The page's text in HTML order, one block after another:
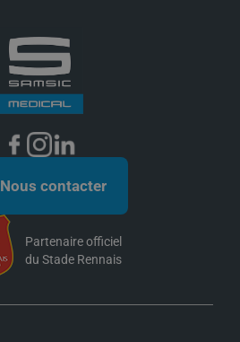
Nous contacter
Partenaire officiel
du Stade Rennais